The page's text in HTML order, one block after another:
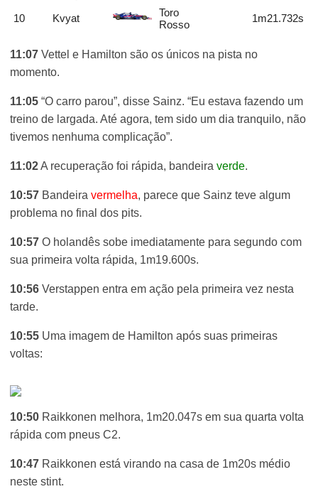
10 Kvyat
Toro
Rosso
1m21.732s
11:07 Vettel e Hamilton são os únicos na pista no
momento.
11:05 “O carro parou”, disse Sainz. “Eu estava fazendo um
treino de largada. Até agora, tem sido um dia tranquilo, não
tivemos nenhuma complicação”.
11:02A recuperação foi rápida, bandeiraverde.
10:57 Bandeiravermelha, parece que Sainz teve algum
problema no final dos pits.
10:57 O holandês sobe imediatamente para segundo com
sua primeira volta rápida, 1m19.600s.
10:56 Verstappen entra em ação pela primeira vez nesta
tarde.
10:55 Uma imagem de Hamilton após suas primeiras
voltas:
10:50 Raikkonen melhora, 1m20.047s em sua quarta volta
rápida com pneus C2.
10:47 Raikkonen está virando na casa de 1m20s médio
neste stint.